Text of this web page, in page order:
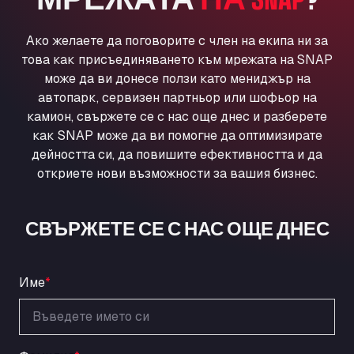
Ul. Torunska 147, 85884
Aqua Ariva GmbH
Marie-Curie-Straße 24, 68219
Aral Autohof Bockel
An der Autobahn 1, 27404
ARAL Autohof Bockenem
Oppelner Str. 1, 31167
ARAL Autohof Merklingen
Nellinger Str. 24, 89188
Schellweilerstraße 1, 66871
ARAL Tankstelle - XXL Truckwash.de
Obernburger Str. 127, 63811
Ardleigh South Services
a120 westbound, CO77SL
Area 47 Hermanos Rico
Ако желаете да поговорите с член на екипа ни за
това как присъединяването към мрежата на SNAP
може да ви донесе ползи като мениджър на
автопарк, сервизен партньор или шофьор на
камион, свържете се с нас още днес и разберете
как SNAP може да ви помогне да оптимизирате
дейността си, да повишите ефективността и да
откриете нови възможности за вашия бизнес.
СВЪРЖЕТЕ СЕ С НАС ОЩЕ ДНЕС
Име*